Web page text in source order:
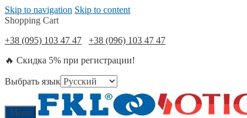
Skip to navigation Skip to content
Shopping Cart
+38 (095) 103 47 47
+38 (096) 103 47 47
🔥 Скидка 5% при регистрации!
Выбрать язык
Menu